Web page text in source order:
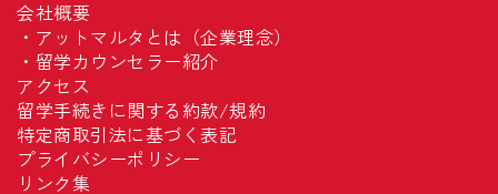
会社概要
・ アットマルタとは（企業理念）
・ 留学カウンセラー紹介
アクセス
留学手続きに関する約款/規約
特定商取引法に基づく表記
プライバシーポリシー
リンク集